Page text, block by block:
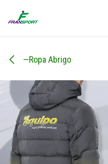
—Ropa Abrigo